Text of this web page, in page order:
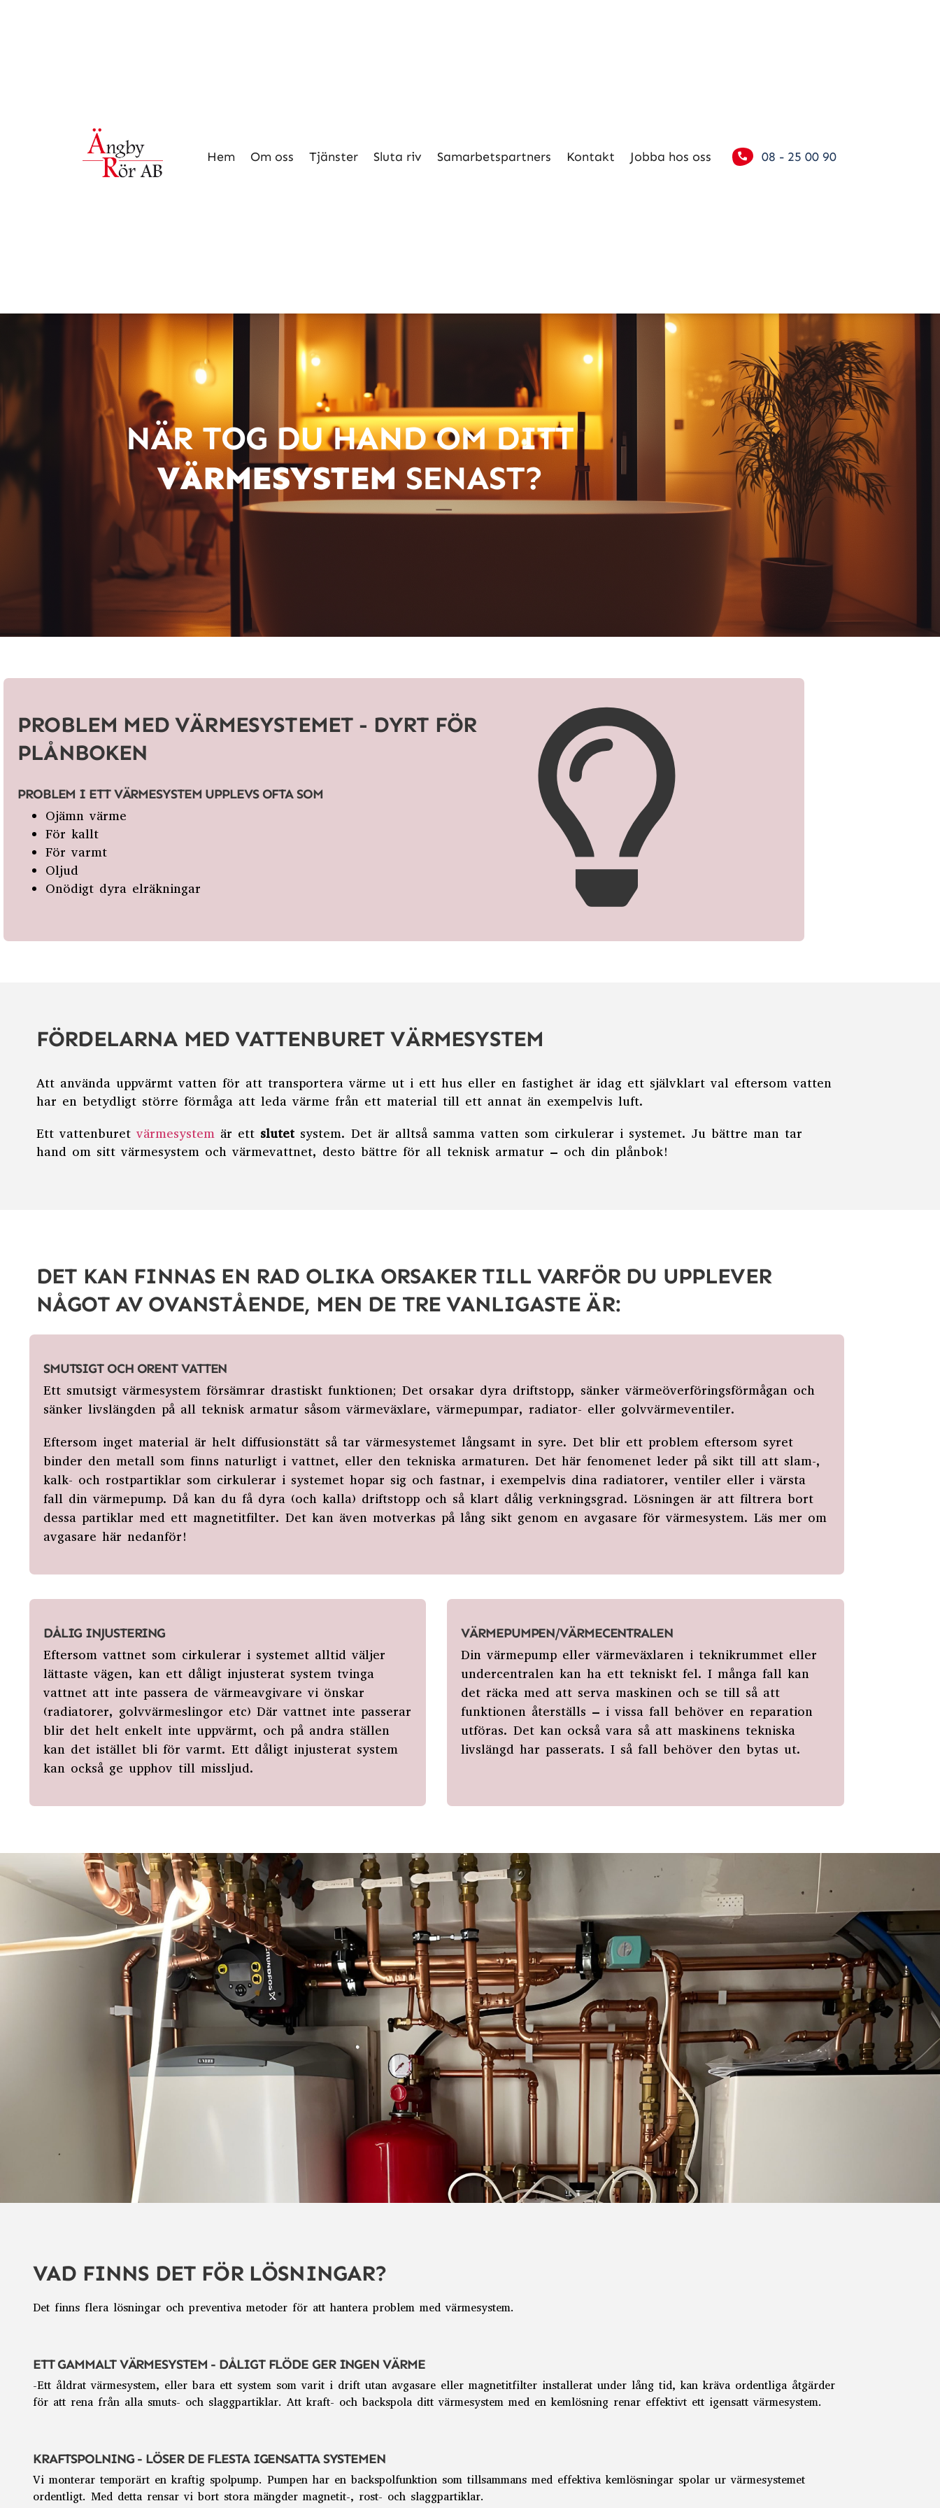
Hem Om oss Tjänster Sluta riv Samarbetspartners Kontakt Jobba hos oss 08 - 25 00 90
NÄR TOG DU HAND OM DITT
VÄRMESYSTEM ​ SENAST?
PROBLEM MED VÄRMESYSTEMET - DYRT FÖR
PLÅNBOKEN
PROBLEM I ETT VÄRMESYSTEM UPPLEVS OFTA SOM
Ojämn värme
För kallt
För varmt
Oljud
Onödigt dyra elräkningar
FÖRDELARNA MED VATTENBURET VÄRMESYSTEM
Att använda uppvärmt vatten för att transportera värme ut i ett hus eller en fastighet är idag ett självklart val eftersom vatten
har en betydligt större förmåga att leda värme från ett material till ett annat än exempelvis luft.
Ett vattenburet värmesystemär ett slutetsystem. Det är alltså samma vatten som cirkulerar i systemet. Ju bättre man tar
hand om sitt värmesystem och värmevattnet, desto bättre för all teknisk armatur – och din plånbok!
DET KAN FINNAS EN RAD OLIKA ORSAKER TILL VARFÖR DU UPPLEVER
NÅGOT AV OVANSTÅENDE, MEN DE TRE VANLIGASTE ÄR:
SMUTSIGT OCH ORENT VATTEN
Ett smutsigt värmesystem försämrar drastiskt funktionen; Det orsakar dyra driftstopp, sänker värmeöverföringsförmågan och
sänker livslängden på all teknisk armatur såsom värmeväxlare, värmepumpar, radiator- eller golvvärmeventiler.
Eftersom inget material är helt diffusionstätt så tar värmesystemet långsamt in syre. Det blir ett problem eftersom syret
binder den metall som finns naturligt i vattnet, eller den tekniska armaturen. Det här fenomenet leder på sikt till att slam-,
kalk- och rostpartiklar som cirkulerar i systemet hopar sig och fastnar, i exempelvis dina radiatorer, ventiler eller i värsta
fall din värmepump. Då kan du få dyra (och kalla) driftstopp och så klart dålig verkningsgrad. Lösningen är att filtrera bort
dessa partiklar med ett magnetitfilter. Det kan även motverkas på lång sikt genom en avgasare för värmesystem. Läs mer om
avgasare här nedanför!
DÅLIG INJUSTERING
Eftersom vattnet som cirkulerar i systemet alltid väljer
lättaste vägen, kan ett dåligt injusterat system tvinga
vattnet att inte passera de värmeavgivare vi önskar
(radiatorer, golvvärmeslingor etc) Där vattnet inte passerar
blir det helt enkelt inte uppvärmt, och på andra ställen
kan det istället bli för varmt. Ett dåligt injusterat system
kan också ge upphov till missljud.
VÄRMEPUMPEN/VÄRMECENTRALEN
Din värmepump eller värmeväxlaren i teknikrummet eller
undercentralen kan ha ett tekniskt fel. Imånga fall kan
det räcka med att serva maskinen och se till så att
funktionen återställs – i vissafall behöver en reparation
utföras. Det kan också vara så att maskinens tekniska
livslängd harpasserats. I så fall behöver den bytas ut.
VAD FINNS DET FÖR LÖSNINGAR?
Det finns flera lösningar och preventiva metoder för att hantera problem med värmesystem.
ETT GAMMALT VÄRMESYSTEM - DÅLIGT FLÖDE GER INGEN VÄRME
-Ett åldrat värmesystem, eller bara ett system som varit i drift utan avgasare eller magnetitfilter installerat under lång tid, kan kräva ordentliga åtgärder
för att rena från alla smuts- och slaggpartiklar. Att kraft- och backspola ditt värmesystem med en kemlösning renar effektivt ett igensatt värmesystem.
KRAFTSPOLNING - LÖSER DE FLESTA IGENSATTA SYSTEMEN
Vi monterar temporärt en kraftig spolpump. Pumpen har en backspolfunktion som tillsammans med effektiva kemlösningar spolar ur värmesystemet
ordentligt. Med detta rensar vi bort stora mängder magnetit-, rost- och slaggpartiklar.